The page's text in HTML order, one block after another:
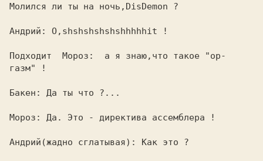
Молился ли ты на ночь,DisDemon ?
Андрий: О,shshshshshshhhhhit !
Подходит  Мороз:  а я знаю,что такое "ор-
газм" !
Бакен: Да ты что ?...
Мороз: Да. Это - директива ассемблера !
Андрий(жадно сглатывая): Как это ?